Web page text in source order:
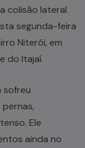
colisão lateral
segunda-feira
Niterói, em
do Itajaí.
sofreu
Ele
ainda no